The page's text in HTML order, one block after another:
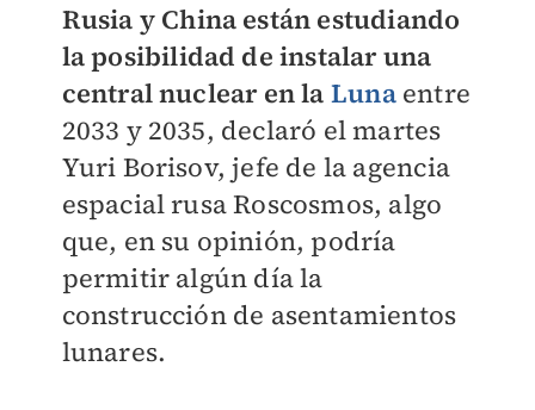
Rusia y China están estudiando
la posibilidad de instalar una
central nuclear en la Lunaentre
2033 y 2035, declaró el martes
Yuri Borisov, jefe de la agencia
espacial rusa Roscosmos, algo
que, en su opinión, podría
permitir algún día la
construcción de asentamientos
lunares.